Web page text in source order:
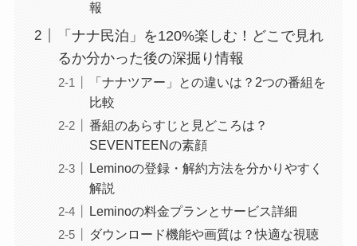
報
「ナナ民泊」を120%楽しむ！どこで見れ
るか分かった後の深掘り情報
「ナナツアー」との違いは？2つの番組を
比較
番組のあらすじと見どころは？
SEVENTEENの素顔
Leminoの登録・解約方法を分かりやすく
解説
Leminoの料金プランとサービス詳細
ダウンロード機能や画質は？快適な視聴